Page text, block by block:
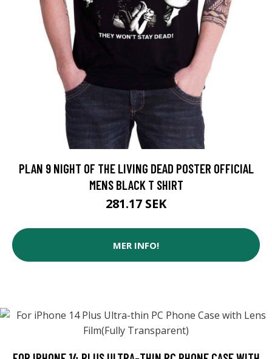
PLAN 9 NIGHT OF THE LIVING DEAD POSTER OFFICIAL
MENS BLACK T SHIRT
281.17 SEK
MER INFO!